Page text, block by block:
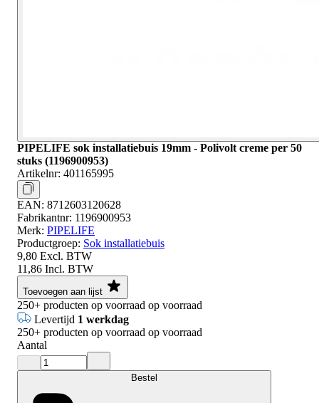
PIPELIFE sok installatiebuis 19mm - Polivolt creme per 50
stuks (1196900953)
Artikelnr: 401165995
EAN: 8712603120628
Fabrikantnr: 1196900953
Merk: PIPELIFE
Productgroep: Sok installatiebuis
9,80 Excl. BTW
11,86 Incl. BTW
Toevoegen aan lijst
250+ producten op voorraad op voorraad
Levertijd 1 werkdag
250+ producten op voorraad op voorraad
Aantal
Bestel